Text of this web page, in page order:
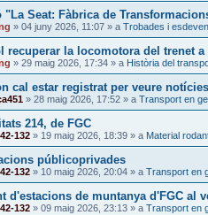
"La Seat: Fàbrica de
» 04 juny 2026, 11:07 » a Trobades i
recuperar la locomotora del trenet
» 29 maig 2026, 17:34 » a Història del
cal estar registrat per veure
» 28 maig 2026, 17:52 » a Transport en
214, de FGC
132 » 19 maig 2026, 18:39 » a Material
públicoprivades
132 » 10 maig 2026, 20:04 » a Transport en
d'estacions de muntanya d'FGC al
132 » 09 maig 2026, 23:13 » a Transport en